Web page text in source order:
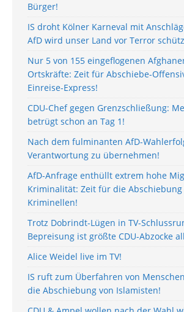
Bürger!
IS droht Kölner Karneval mit
AfD wird unser Land vor Terror
Nur 5 von 155 eingeflogenen
Ortskräfte: Zeit für Abschiebe-
Einreise-Express!
CDU-Chef gegen Grenzschließung:
betrügt schon an Tag 1!
Nach dem fulminanten AfD-
Verantwortung zu übernehmen!
AfD-Anfrage enthüllt extrem hohe
Kriminalität: Zeit für die Abschiebung
Kriminellen!
Trotz Dobrindt-Lügen in TV-
Bepreisung ist größte CDU-Abzocke
Alice Weidel live im TV!
IS ruft zum Überfahren von
die Abschiebung von Islamisten!